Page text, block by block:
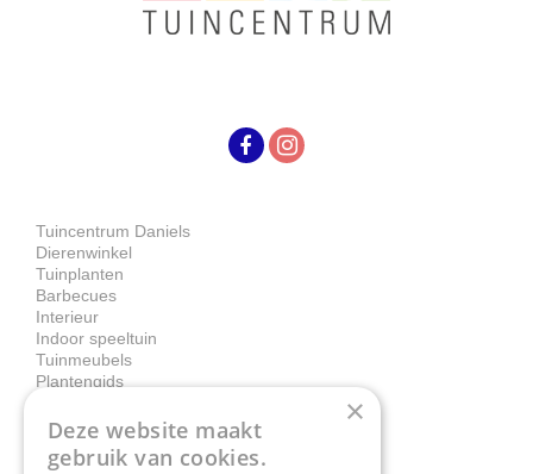
Tuincentrum Daniels
Dierenwinkel
Tuinplanten
Barbecues
Interieur
Indoor speeltuin
Tuinmeubels
Plantengids
Contact
×
Deze website maakt
gebruik van cookies.